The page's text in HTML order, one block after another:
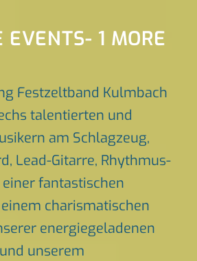
EVENTS- 1 MORE
Festzeltband Kulmbach
talentierten und
am Schlagzeug,
Lead-Gitarre, Rhythmus-
fantastischen
charismatischen
energiegeladenen
unserem